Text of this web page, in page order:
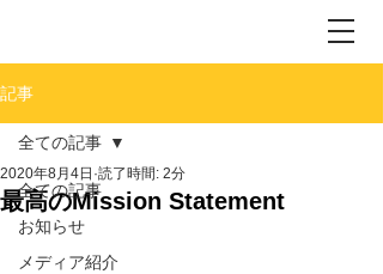
記事
全ての記事
お知らせ
メディア紹介
全ての記事
最高のMission Statement
2020年8月4日 読了時間: 2分